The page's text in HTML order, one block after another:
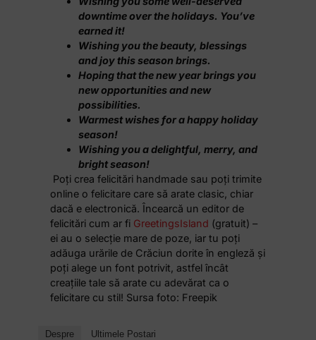
downtime over the holidays. You’ve
earned it!
Wishing you the beauty, blessings
and joy this season brings.
Hoping that the new year brings you
new opportunities and new
possibilities.
Warmest wishes for a happy holiday
season!
Wishing you a delightful, merry, and
bright season!
Poți crea felicitări handmade sau poți trimite
online o felicitare care să arate clasic, chiar
dacă e electronică. Încearcă un editor de
felicitări cum ar fi GreetingsIsland (gratuit) –
ei au o selecție mare de poze, iar tu poți
adăuga urările de Crăciun dorite în engleză și
poți alege un font potrivit, astfel încât
creațiile tale să arate cu adevărat ca o
felicitare cu stil! Sursa foto: Freepik
Despre Ultimele Postari